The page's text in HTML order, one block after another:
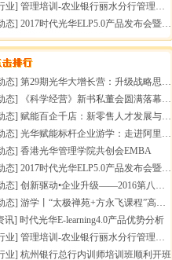
业] 管理培训-农业银行丽水分行管理培训
态] 2017时代光华ELP5.0产品发布会暨构建企业员工
态] 第29期光华大增长营：升级战略思维，加速企业增长
态]
《科学经营》新书私董会圆满落幕｜用科学经营助推企业高
态] 赋能百企千店：新零售人才发展与组织能力微诊断
态] 光华赋能标杆企业游学：走进阿里巴巴+绿城管理集团
态] 香港光华管理学院共创会EMBA
态] 2017时代光华ELP5.0产品发布会暨构建企业员工
态] 创新驱动•企业升级——2016第八届（中
态] 游学丨“太极禅苑+方永飞课程”高端商圈项目启动
讯] 时代光华E-learning4.0产品优势分析
业] 管理培训-农业银行丽水分行管理培训
业] 杭州银行总行内训师培训班顺利开班